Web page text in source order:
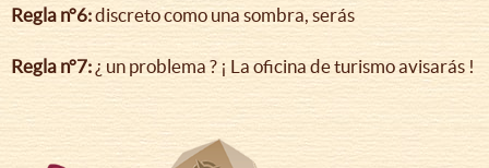
Regla n°6:discreto como una sombra, serás
Regla n°7: ¿ un problema ? ¡ La oficina de turismo avisarás !